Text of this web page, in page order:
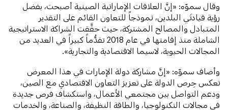
وقال سموّه: «إنَّ العلاقات الإماراتية الصينية أصبحت، بفضل
رؤية قيادتَي البلدين، نموذجاً للتعاون القائم على التقدير
المتبادل والمصالح المشتركة، حيث حقَّقت الشراكة الاستراتيجية
الشاملة منذ إقامتها في عام 2018 تقدُّماً كبيراً في العديد من
المجالات الحيوية، لاسيما الاقتصادية والتجارية».
وأضاف سموّه: «إنَّ مشاركة دولة الإمارات في هذا المعرض
تعكس حِرص الدولة على تعزيز التعاون الاقتصادي مع الصين،
ودعم التواصل بين مجتمعي الأعمال، واستكشاف فرص جديدة
في مجالات التكنولوجيا، والطاقة النظيفة، والصناعة، والخدمات